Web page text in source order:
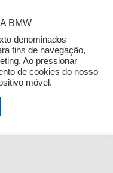
Açoreana
BMW
denominados
fins de navegação,
Ao pressionar
de cookies do nosso
móvel.